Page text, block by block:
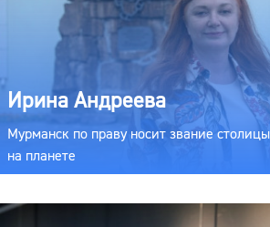
Ирина Андреева
Мурманск по праву носит звание
на планете